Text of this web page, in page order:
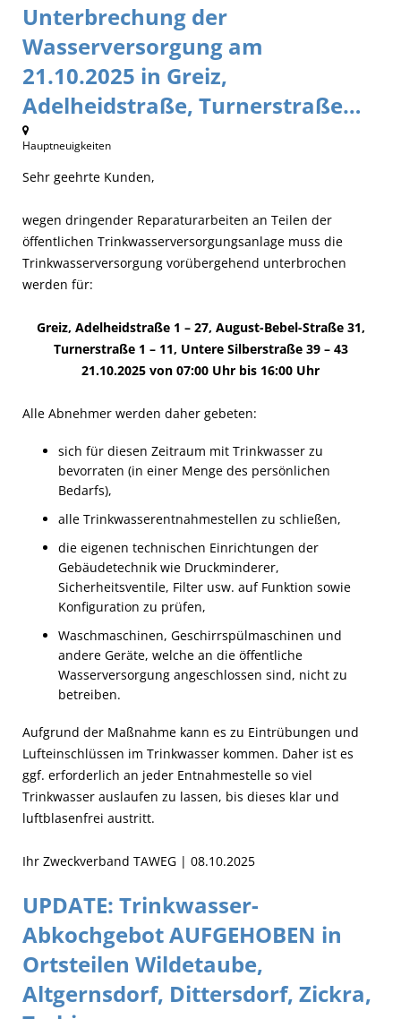
Unterbrechung der
Wasserversorgung am
21.10.2025 in Greiz,
Adelheidstraße, Turnerstraße…
Hauptneuigkeiten
Sehr geehrte Kunden,
wegen dringender Reparaturarbeiten an Teilen der
öffentlichen Trinkwasserversorgungsanlage muss die
Trinkwasserversorgung vorübergehend unterbrochen
werden für:
Greiz, Adelheidstraße 1 – 27, August-Bebel-Straße 31,
Turnerstraße 1 – 11, Untere Silberstraße 39 – 43
21.10.2025 von 07:00 Uhr bis 16:00 Uhr
Alle Abnehmer werden daher gebeten:
sich für diesen Zeitraum mit Trinkwasser zu
bevorraten (in einer Menge des persönlichen
Bedarfs),
alle Trinkwasserentnahmestellen zu schließen,
die eigenen technischen Einrichtungen der
Gebäudetechnik wie Druckminderer,
Sicherheitsventile, Filter usw. auf Funktion sowie
Konfiguration zu prüfen,
Waschmaschinen, Geschirrspülmaschinen und
andere Geräte, welche an die öffentliche
Wasserversorgung angeschlossen sind, nicht zu
betreiben.
Aufgrund der Maßnahme kann es zu Eintrübungen und
Lufteinschlüssen im Trinkwasser kommen. Daher ist es
ggf. erforderlich an jeder Entnahmestelle so viel
Trinkwasser auslaufen zu lassen, bis dieses klar und
luftblasenfrei austritt.
Ihr Zweckverband TAWEG | 08.10.2025
UPDATE: Trinkwasser-
Abkochgebot AUFGEHOBEN in
Ortsteilen Wildetaube,
Altgernsdorf, Dittersdorf, Zickra,